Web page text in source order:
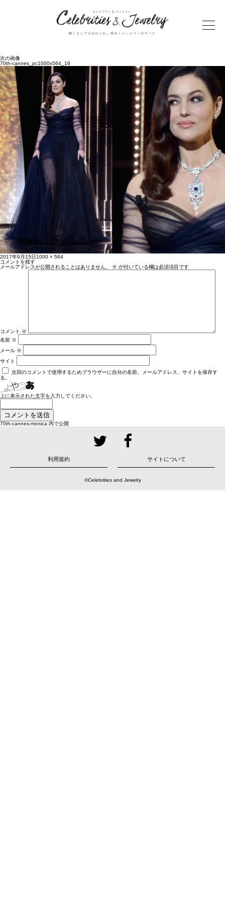
次の画像
70th-cannes_pc1000x564_16
投
稿
日:
2017年9月15日 フ
サ
イ
1000 × 564
コメントを残す
メールアドレスが公開されることはありません。
※ が付いている欄は必須項目です
コメント ※
名前 ※
メール ※
サイト
次回のコメントで使用するためブラウザーに自分の名前、メールアドレス、サイトを保存す
る。
上に表示された文字を入力してください。
投
70th-cannes-monica 内で公開
利用規約 サイトについて
©Celebrities and Jewelry